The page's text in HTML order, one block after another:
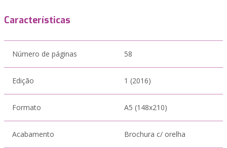
Características
Número de páginas 58
Edição 1 (2016)
Formato A5 (148x210)
Acabamento Brochura c/ orelha